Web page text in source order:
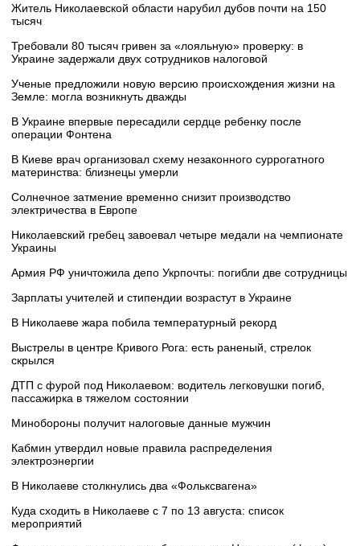
Житель Николаевской области нарубил дубов почти на 150
тысяч
Требовали 80 тысяч гривен за «лояльную» проверку: в
Украине задержали двух сотрудников налоговой
Ученые предложили новую версию происхождения жизни на
Земле: могла возникнуть дважды
В Украине впервые пересадили сердце ребенку после
операции Фонтена
В Киеве врач организовал схему незаконного суррогатного
материнства: близнецы умерли
Солнечное затмение временно снизит производство
электричества в Европе
Николаевский гребец завоевал четыре медали на чемпионате
Украины
Армия РФ уничтожила депо Укрпочты: погибли две сотрудницы
Зарплаты учителей и стипендии возрастут в Украине
В Николаеве жара побила температурный рекорд
Выстрелы в центре Кривого Рога: есть раненый, стрелок
скрылся
ДТП с фурой под Николаевом: водитель легковушки погиб,
пассажирка в тяжелом состоянии
Минобороны получит налоговые данные мужчин
Кабмин утвердил новые правила распределения
электроэнергии
В Николаеве столкнулись два «Фольксвагена»
Куда сходить в Николаеве с 7 по 13 августа: список
мероприятий